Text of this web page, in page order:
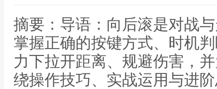
摘要：导语：向后滚是对战
掌握正确的按键方式、时机
力下拉开距离、规避伤害，
绕操作技巧、实战运用与进